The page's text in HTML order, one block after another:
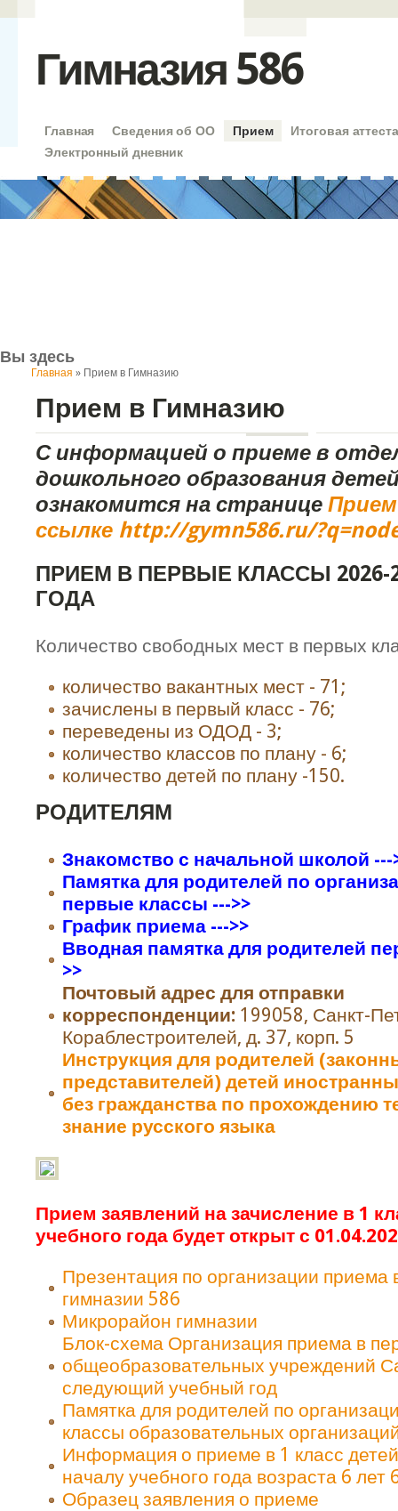
Гимназия 586
Главная Сведения об ОО Прием
Итоговая
Электронный дневник
Вы здесь
Главная » Прием в Гимназию
Прием в Гимназию
С информацией о приеме в
дошкольного образования
ознакомится на странице
ссылке http://gymn586.ru/
ПРИЕМ В ПЕРВЫЕ КЛАССЫ 2026-
ГОДА
Количество свободных мест в первых
количество вакантных мест - 71;
зачислены в первый класс - 76;
переведены из ОДОД - 3;
количество классов по плану - 6;
количество детей по плану -150.
РОДИТЕЛЯМ
Знакомство с начальной школой ---
Памятка для родителей по
первые классы --->>
График приема --->>
Вводная памятка для родителей
>>
Почтовый адрес для отправки
корреспонденции: 199058, Санкт-
Кораблестроителей, д. 37, корп. 5
Инструкция для родителей
представителей) детей
без гражданства по прохождению
знание русского языка
Прием заявлений на зачисление в 1
учебного года будет открыт с
Презентация по организации приема
гимназии 586
Микрорайон гимназии
Блок-схема Организация приема в
общеобразовательных учреждений
следующий учебный год
Памятка для родителей по
классы образовательных
Информация о приеме в 1 класс
началу учебного года возраста 6 лет
Образец заявления о приеме